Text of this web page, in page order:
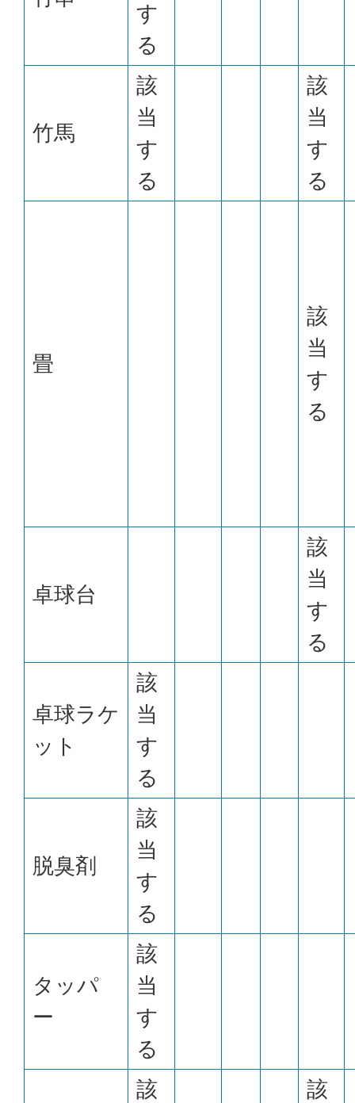
す
る
竹馬
該
当
す
る
該
当
す
る
畳
該
当
す
る
卓球台
該
当
す
る
卓球ラケ
ット
該
当
す
る
脱臭剤
該
当
す
る
タッパ
ー
該
当
す
る
該
該